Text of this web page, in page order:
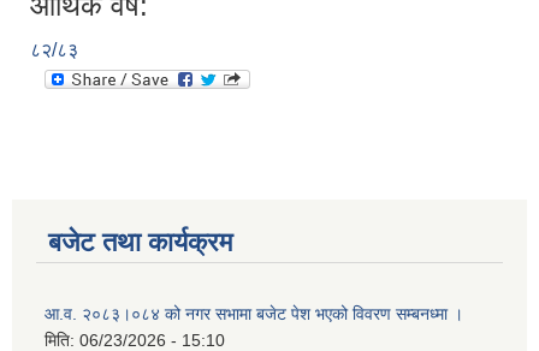
८२/८३
बजेट तथा कार्यक्रम
आ.व. २०८३।०८४ को नगर सभामा बजेट पेश भएको विवरण सम्बनध्मा ।
मिति: 06/23/2026 - 15:10